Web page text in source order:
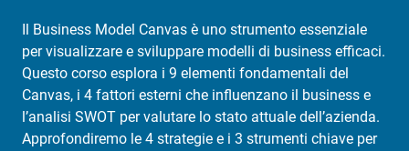
Il Business Model Canvas è uno strumento essenziale
per visualizzare e sviluppare modelli di business efficaci.
Questo corso esplora i 9 elementi fondamentali del
Canvas, i 4 fattori esterni che influenzano il business e
l’analisi SWOT per valutare lo stato attuale dell’azienda.
Approfondiremo le 4 strategie e i 3 strumenti chiave per